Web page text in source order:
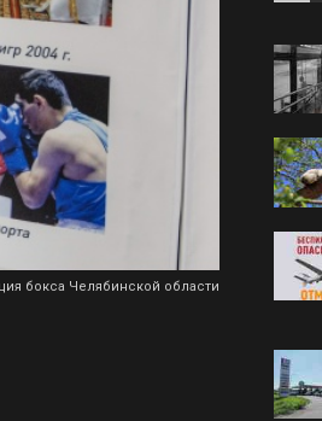
бокса Челябинской области